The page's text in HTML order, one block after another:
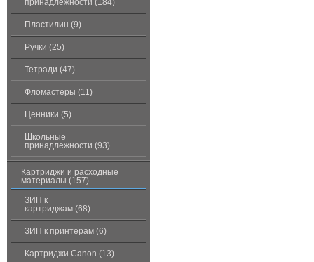
принадлежности (184)
Пластилин (9)
Ручки (25)
Тетради (47)
Фломастеры (11)
Ценники (5)
Школьные
принадлежности (93)
Картриджи и расходные
материалы (157)
ЗИП к
картриджам (68)
ЗИП к принтерам (6)
Картриджи Canon (13)